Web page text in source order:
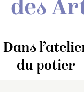
des
Dans
du potier